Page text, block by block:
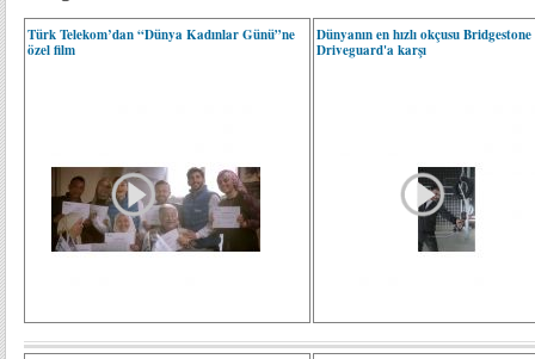
Türk Telekom’dan “Dünya Kadınlar Günü”ne
özel film
Dünyanın en hızlı okçusu Bridgestone
Driveguard'a karşı